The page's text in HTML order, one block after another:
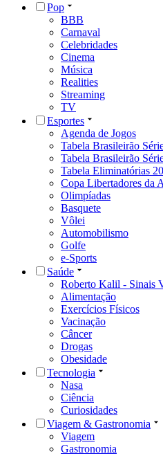
Pop
BBB
Carnaval
Celebridades
Cinema
Música
Realities
Streaming
TV
Esportes
Agenda de Jogos
Tabela Brasileirão
Tabela Brasileirão
Tabela Eliminatórias
Copa Libertadores da
Olimpíadas
Basquete
Vôlei
Automobilismo
Golfe
e-Sports
Saúde
Roberto Kalil - Sinais
Alimentação
Exercícios Físicos
Vacinação
Câncer
Drogas
Obesidade
Tecnologia
Nasa
Ciência
Curiosidades
Viagem & Gastronomia
Viagem
Gastronomia